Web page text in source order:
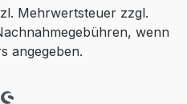
Mehrwertsteuer zzgl.
wenn
angegeben.